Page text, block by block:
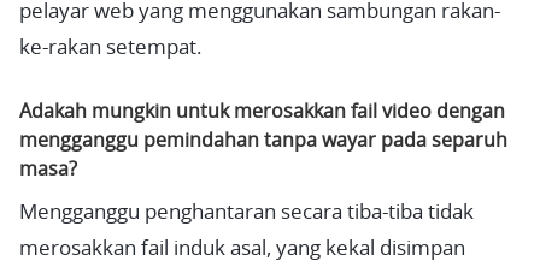
pelayar web yang menggunakan sambungan rakan-
ke-rakan setempat.
Adakah mungkin untuk merosakkan fail video dengan
mengganggu pemindahan tanpa wayar pada separuh
masa?
Mengganggu penghantaran secara tiba-tiba tidak
merosakkan fail induk asal, yang kekal disimpan